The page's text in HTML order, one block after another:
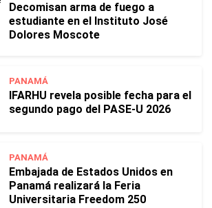
Decomisan arma de fuego a
estudiante en el Instituto José
Dolores Moscote
PANAMÁ
IFARHU revela posible fecha para el
segundo pago del PASE-U 2026
PANAMÁ
Embajada de Estados Unidos en
Panamá realizará la Feria
Universitaria Freedom 250